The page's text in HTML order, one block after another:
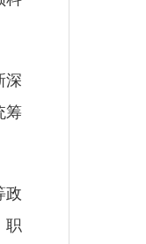
深
筹
政
职